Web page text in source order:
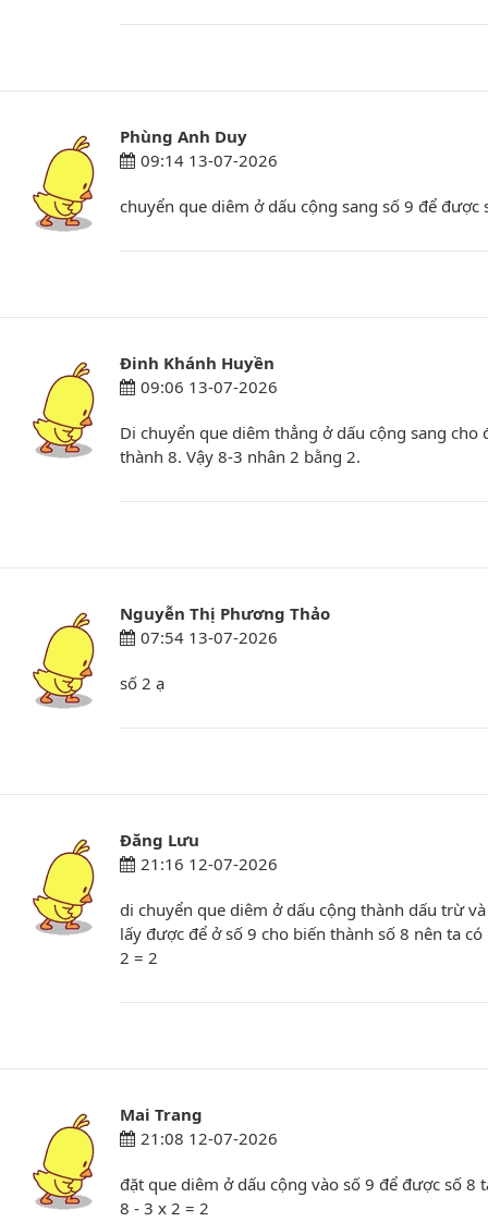
Phùng Anh Duy
09:14 13-07-2026
chuyển que diêm ở dấu cộng sang số 9 để được
Đinh Khánh Huyền
09:06 13-07-2026
Di chuyển que diêm thẳng ở dấu cộng sang cho
thành 8. Vậy 8-3 nhân 2 bằng 2.
Nguyễn Thị Phương Thảo
07:54 13-07-2026
số 2 ạ
Đăng Lưu
21:16 12-07-2026
di chuyển que diêm ở dấu cộng thành dấu trừ
lấy được để ở số 9 cho biến thành số 8 nên ta
2 = 2
Mai Trang
21:08 12-07-2026
đặt que diêm ở dấu cộng vào số 9 để được số 8
8 - 3 x 2 = 2